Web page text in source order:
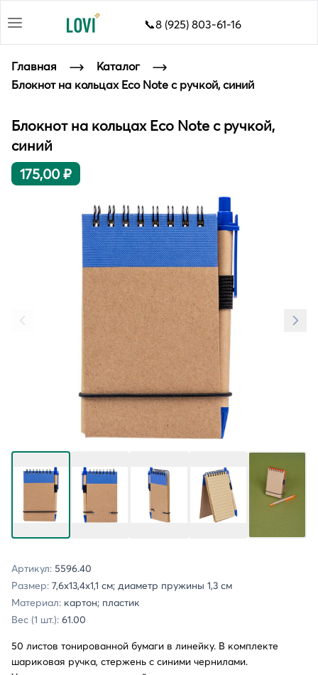
📞8 (925) 803-61-16
Главная
Каталог
Блокнот на кольцах Eco Note с ручкой, синий
Блокнот на кольцах Eco Note с ручкой,
синий
175,00 ₽
Артикул: 5596.40
Размер: 7,6x13,4x1,1 см; диаметр пружины 1,3 см
Материал: картон; пластик
Вес (1 шт.): 61.00
50 листов тонированной бумаги в линейку. В комплекте
шариковая ручка, стержень с синими чернилами.